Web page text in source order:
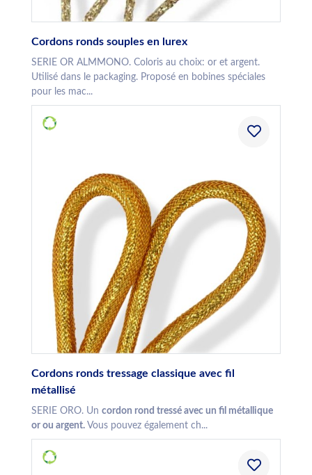
Cordons ronds souples en lurex
SERIE OR ALMMONO. Coloris au choix: or et argent.
Utilisé dans le packaging. Proposé en bobines spéciales
pour les mac...
Cordons ronds tressage classique avec fil
métallisé
SERIE ORO. Un cordon rond tressé avec un fil métallique
or ou argent. Vous pouvez également ch...